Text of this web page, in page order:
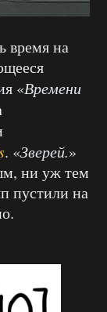
время на
«Времени
. «Зверей.»
ни уж тем
пустили на